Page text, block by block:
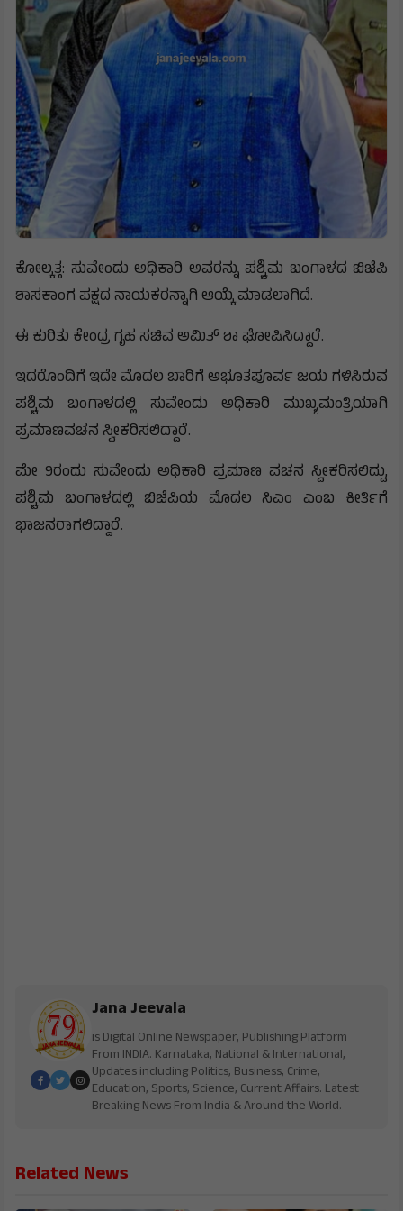
ಕೋಲ್ಕತ್ತ: ಸುವೇಂದು ಅಧಿಕಾರಿ ಅವರನ್ನು ಪಶ್ಚಿಮ ಬಂಗಾಳದ ಬಿಜೆಪಿ
ಶಾಸಕಾಂಗ ಪಕ್ಷದ ನಾಯಕರನ್ನಾಗಿ ಆಯ್ಕೆ ಮಾಡಲಾಗಿದೆ.
ಈ ಕುರಿತು ಕೇಂದ್ರ ಗೃಹ ಸಚಿವ ಅಮಿತ್ ಶಾ ಘೋಷಿಸಿದ್ದಾರೆ.
ಇದರೊಂದಿಗೆ ಇದೇ ಮೊದಲ ಬಾರಿಗೆ ಅಭೂತಪೂರ್ವ ಜಯ ಗಳಿಸಿರುವ
ಪಶ್ಚಿಮ ಬಂಗಾಳದಲ್ಲಿ ಸುವೇಂದು ಅಧಿಕಾರಿ ಮುಖ್ಯಮಂತ್ರಿಯಾಗಿ
ಪ್ರಮಾಣವಚನ ಸ್ವೀಕರಿಸಲಿದ್ದಾರೆ.
ಮೇ 9ರಂದು ಸುವೇಂದು ಅಧಿಕಾರಿ ಪ್ರಮಾಣ ವಚನ ಸ್ವೀಕರಿಸಲಿದ್ದು,
ಪಶ್ಚಿಮ ಬಂಗಾಳದಲ್ಲಿ ಬಿಜೆಪಿಯ ಮೊದಲ ಸಿಎಂ ಎಂಬ ಕೀರ್ತಿಗೆ
ಭಾಜನರಾಗಲಿದ್ದಾರೆ.
Jana Jeevala
is Digital Online Newspaper, Publishing Platform
From INDIA. Karnataka, National & International,
Updates including Politics, Business, Crime,
Education, Sports, Science, Current Affairs. Latest
Breaking News From India & Around the World.
Related News